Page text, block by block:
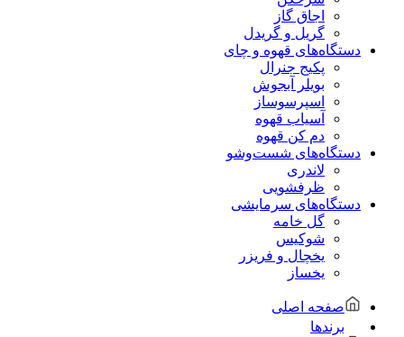
اجاق گاز
گریل و گریدل
دستگاه‌های قهوه و چای
پکیج جنرال
بویلر آبجوش
اسپرسوساز
آسیاب قهوه
دم کن قهوه
دستگاه‌های شست‌و‌شو
لاندری
ظرفشویی
دستگاه‌های سرمایشی
گل خامه
شوکیس
یخچال و فریزر
یخساز
صفحه اصلی
برندها